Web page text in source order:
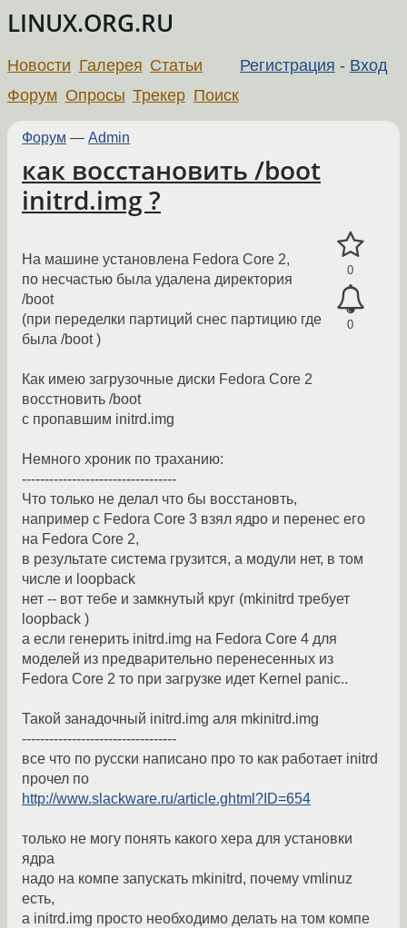
LINUX.ORG.RU
Регистрация - Вход
Новости Галерея Статьи
Форум Опросы Трекер Поиск
Форум — Admin
как восстановить /boot
initrd.img ?
0
0
На машине установлена Fedora Core 2,
по несчастью была удалена директория
/boot
(при переделки партиций снес партицию где
была /boot )
Как имею загрузочные диски Fedora Core 2
восстновить /boot
c пропавшим initrd.img
Немного хроник по траxaнию:
----------------------------------
Что только не делал что бы восстановть,
например с Fedora Core 3 взял ядро и перенес его
на Fedora Core 2,
в результате система грузится, а модули нет, в том
числе и loopback
нет -- вот тебе и замкнутый круг (mkinitrd требует
loopback )
а если генерить initrd.img на Fedora Core 4 для
моделей из предварительно перенесенных из
Fedora Core 2 то при загрузке идет Kernel panic..
Такой занадочный initrd.img аля mkinitrd.img
----------------------------------
все что по русски написано про то как работает initrd
прочел по
http://www.slackware.ru/article.ghtml?ID=654
только не могу понять какого xepа для установки
ядра
надо на компе запускать mkinitrd, почему vmlinuz
есть,
а initrd.img просто необходимо делать на том компе